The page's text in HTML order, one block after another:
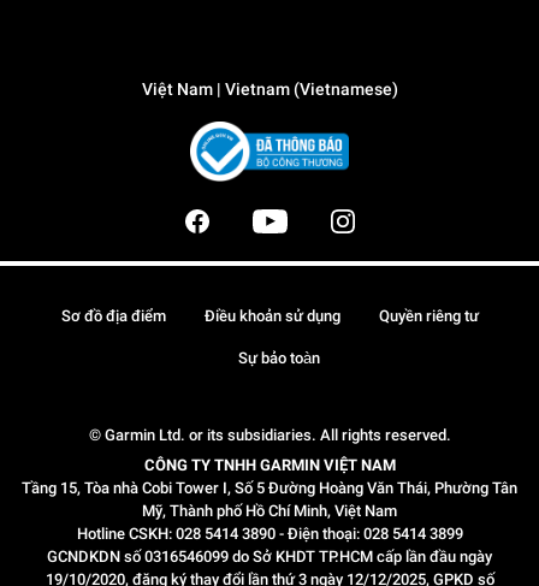
Việt Nam | Vietnam (Vietnamese)
© Garmin Ltd. or its subsidiaries. All rights reserved.
CÔNG TY TNHH GARMIN VIỆT NAM
Tầng 15, Tòa nhà Cobi Tower I, Số 5 Đường Hoàng Văn Thái, Phường Tân
Mỹ, Thành phố Hồ Chí Minh, Việt Nam
Hotline CSKH: 028 5414 3890 - Điện thoại: 028 5414 3899
GCNDKDN số 0316546099 do Sở KHDT TP.HCM cấp lần đầu ngày
19/10/2020, đăng ký thay đổi lần thứ 3 ngày 12/12/2025, GPKD số
Sơ đồ địa điểm Điều khoản sử dụng Quyền riêng tư
Sự bảo toàn